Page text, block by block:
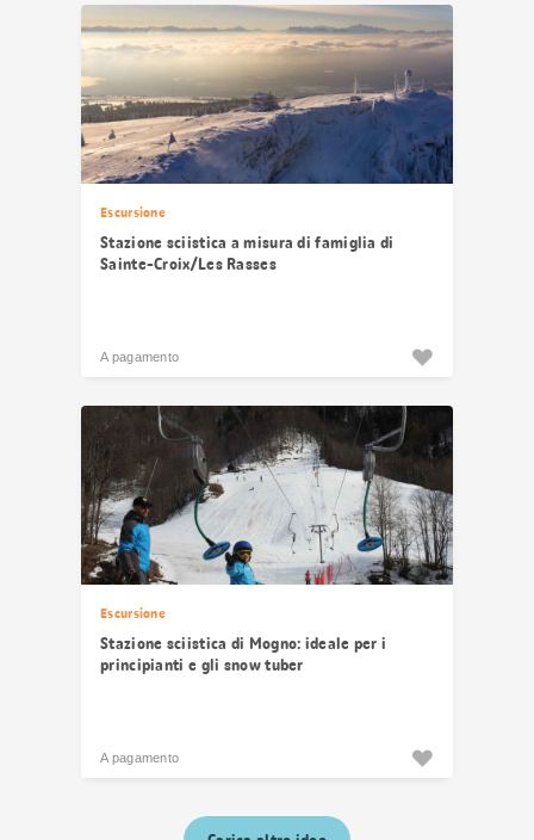
Escursione
Stazione sciistica a misura di famiglia di
Sainte-Croix/Les Rasses
A pagamento
Escursione
Stazione sciistica di Mogno: ideale per i
principianti e gli snow tuber
A pagamento